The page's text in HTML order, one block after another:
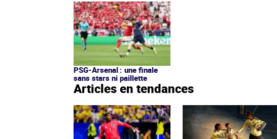
PSG-Arsenal : une finale
sans stars ni paillette
Articles en tendances